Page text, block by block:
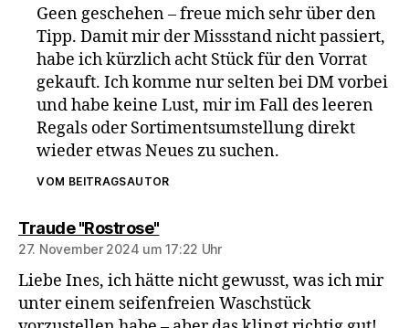
Geen geschehen – freue mich sehr über den
Tipp. Damit mir der Missstand nicht passiert,
habe ich kürzlich acht Stück für den Vorrat
gekauft. Ich komme nur selten bei DM vorbei
und habe keine Lust, mir im Fall des leeren
Regals oder Sortimentsumstellung direkt
wieder etwas Neues zu suchen.
VOM BEITRAGSAUTOR
Traude "Rostrose"sagt:
27. November 2024 um 17:22 Uhr
Liebe Ines, ich hätte nicht gewusst, was ich mir
unter einem seifenfreien Waschstück